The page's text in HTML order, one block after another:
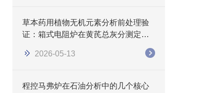
草本药用植物无机元素分析前处理验
证：箱式电阻炉在黄芪总灰分测定中
2026-05-13
程控马弗炉在石油分析中的几个核心